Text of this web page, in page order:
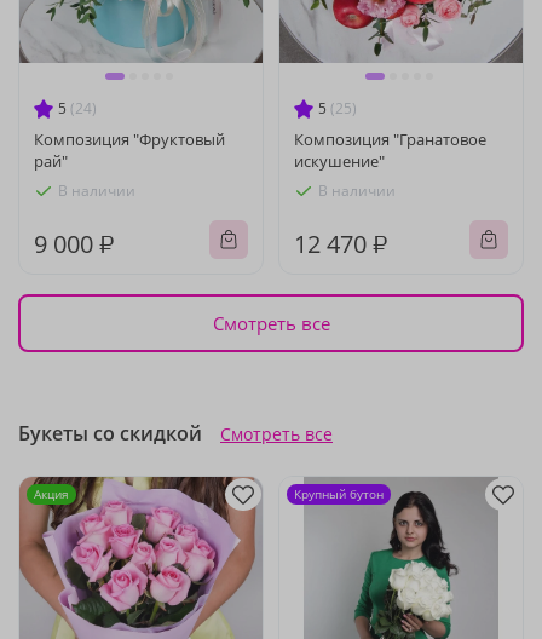
5 (24)
Композиция "Фруктовый
рай"
В наличии
9 000 ₽
5 (25)
Композиция "Гранатовое
искушение"
В наличии
12 470 ₽
Смотреть все
Букеты со скидкой Смотреть все
Акция Крупный бутон